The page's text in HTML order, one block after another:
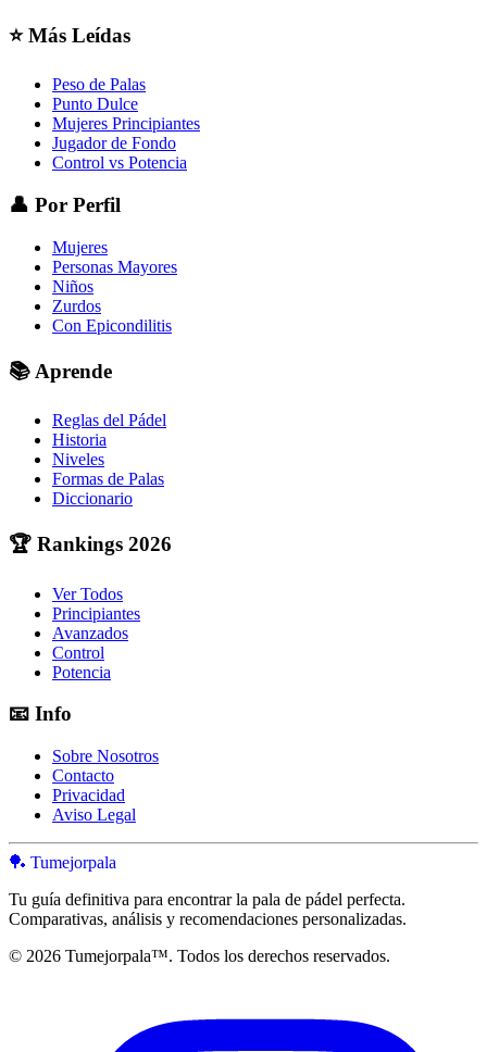
⭐Más Leídas
Peso de Palas
Punto Dulce
Mujeres Principiantes
Jugador de Fondo
Control vs Potencia
👤 Por Perfil
Mujeres
Personas Mayores
Niños
Zurdos
Con Epicondilitis
📚 Aprende
Reglas del Pádel
Historia
Niveles
Formas de Palas
Diccionario
🏆 Rankings 2026
Ver Todos
Principiantes
Avanzados
Control
Potencia
📧 Info
Sobre Nosotros
Contacto
Privacidad
Aviso Legal
🏓 Tumejorpala
Tu guía definitiva para encontrar la pala de pádel perfecta.
Comparativas, análisis y recomendaciones personalizadas.
© 2026 Tumejorpala™. Todos los derechos reservados.